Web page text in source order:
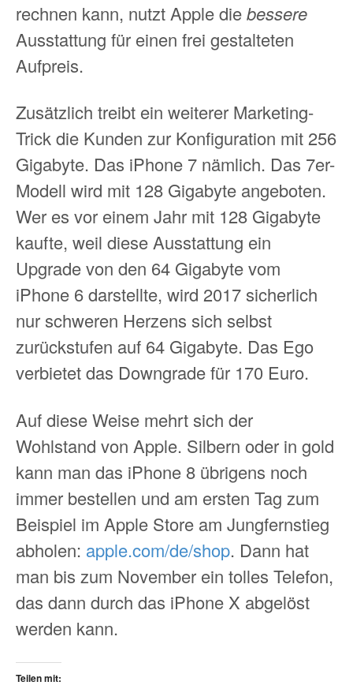
rechnen kann, nutzt Apple diebessere
Ausstattung für einen frei gestalteten
Aufpreis.
Zusätzlich treibt ein weiterer Marketing-
Trick die Kunden zur Konfiguration mit 256
Gigabyte. Das iPhone 7 nämlich. Das 7er-
Modell wird mit 128 Gigabyte angeboten.
Wer es vor einem Jahr mit 128 Gigabyte
kaufte, weil diese Ausstattung ein
Upgrade von den 64 Gigabyte vom
iPhone 6 darstellte, wird 2017 sicherlich
nur schweren Herzens sich selbst
zurückstufen auf 64 Gigabyte. Das Ego
verbietet das Downgrade für 170 Euro.
Auf diese Weise mehrt sich der
Wohlstand von Apple. Silbern oder in gold
kann man das iPhone 8 übrigens noch
immer bestellen und am ersten Tag zum
Beispiel im Apple Store am Jungfernstieg
abholen: apple.com/de/shop. Dann hat
man bis zum November ein tolles Telefon,
das dann durch das iPhone X abgelöst
werden kann.
Teilen mit: